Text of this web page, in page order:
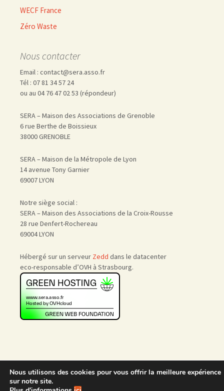
WECF France
Zéro Waste
Nous contacter
Email : contact@sera.asso.fr
Tél : 07 81 34 57 24
ou au 04 76 47 02 53 (répondeur)
SERA – Maison des Associations de Grenoble
6 rue Berthe de Boissieux
38000 GRENOBLE
SERA – Maison de la Métropole de Lyon
14 avenue Tony Garnier
69007 LYON
Notre siège social :
SERA – Maison des Associations de la Croix-Rousse
28 rue Denfert-Rochereau
69004 LYON
Hébergé sur un serveur Zedd dans le datacenter
eco-responsable d’OVH à Strasbourg.
Accueil | Nous rejoindre
Admin
Nous utilisons des cookies pour vous offrir la meilleure expérience
sur notre site.